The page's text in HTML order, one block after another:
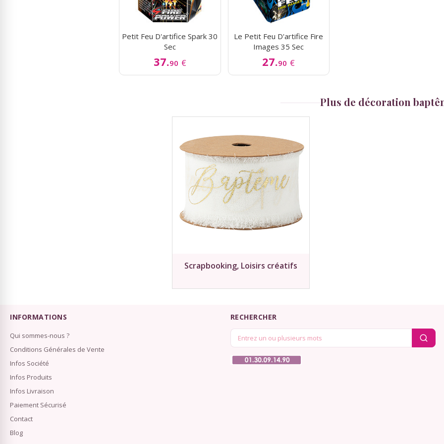
Petit Feu D'artifice Spark 30
Sec
37.90 €
Le Petit Feu D'artifice Fire
Images 35 Sec
27.90 €
Plus de décoration
Scrapbooking, Loisirs créatifs
INFORMATIONS
Qui sommes-nous ?
Conditions Générales de Vente
Infos Société
Infos Produits
Infos Livraison
Paiement Sécurisé
Contact
Blog
RECHERCHER